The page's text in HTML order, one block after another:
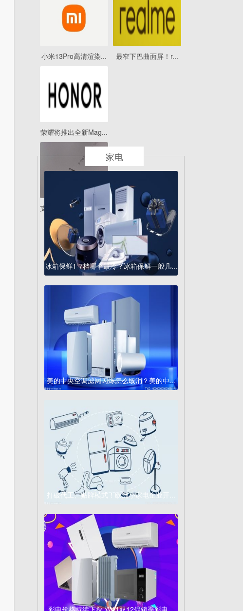
小米13Pro高清渲染... 最窄下巴曲面屏！r...
荣耀将推出全新Mag...
支持67W快充!Redmi...
家电
冰箱保鲜1-7档哪个最冷？冰箱保鲜一般几...
美的中央空调滤网闪烁怎么取消？美的中...
打破代工、贴牌模式！欧洲小家电企业开...
彩电价格持续下探 双11双12促销季彩电...